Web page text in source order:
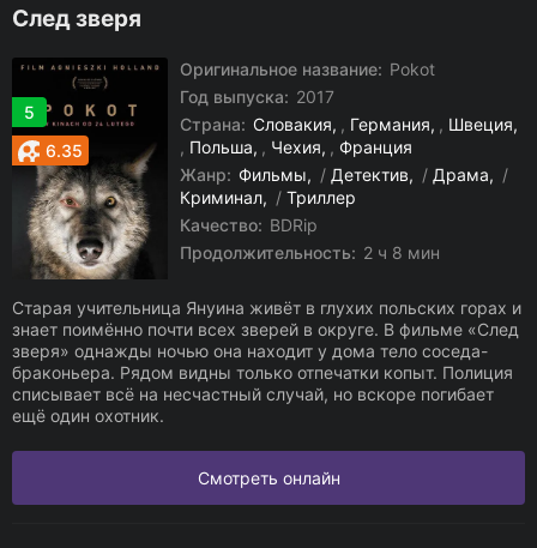
След зверя
5
6.35
Оригинальное название: Pokot
Год выпуска: 2017
Страна: Словакия , Германия , Швеция
, Польша , Чехия , Франция
Жанр: Фильмы / Детектив / Драма
/
Криминал
/ Триллер
Качество: BDRip
Продолжительность: 2 ч 8 мин
Старая учительница Януина живёт в глухих польских горах и
знает поимённо почти всех зверей в округе. В фильме «След
зверя» однажды ночью она находит у дома тело соседа-
браконьера. Рядом видны только отпечатки копыт. Полиция
списывает всё на несчастный случай, но вскоре погибает
ещё один охотник.
Смотреть онлайн